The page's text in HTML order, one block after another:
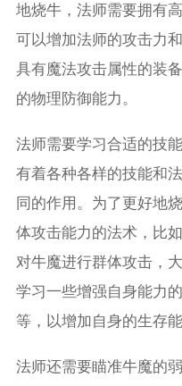
地烧牛，法师需要拥有
可以增加法师的攻击力
具有魔法攻击属性的装
的物理防御能力。
法师需要学习合适的技
有着各种各样的技能和
同的作用。为了更好地
体攻击能力的法术，比
对牛魔进行群体攻击，
学习一些增强自身能力
等，以增加自身的生存能
法师还需要瞄准牛魔的